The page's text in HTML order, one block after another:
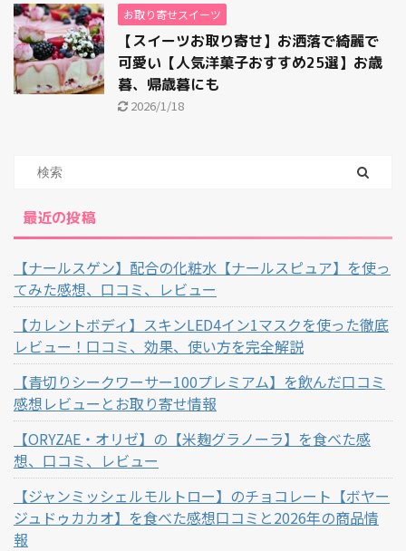
お取り寄せスイーツ
【スイーツお取り寄せ】お洒落で綺麗で
可愛い【人気洋菓子おすすめ25選】お歳
暮、帰歳暮にも
2026/1/18
最近の投稿
【ナールスゲン】配合の化粧水【ナールスピュア】を使っ
てみた感想、口コミ、レビュー
【カレントボディ】スキンLED4イン1マスクを使った徹底
レビュー！口コミ、効果、使い方を完全解説
【青切りシークワーサー100プレミアム】を飲んだ口コミ
感想レビューとお取り寄せ情報
【ORYZAE・オリゼ】の【米麹グラノーラ】を食べた感
想、口コミ、レビュー
【ジャンミッシェルモルトロー】のチョコレート【ボヤー
ジュドゥカカオ】を食べた感想口コミと2026年の商品情
報